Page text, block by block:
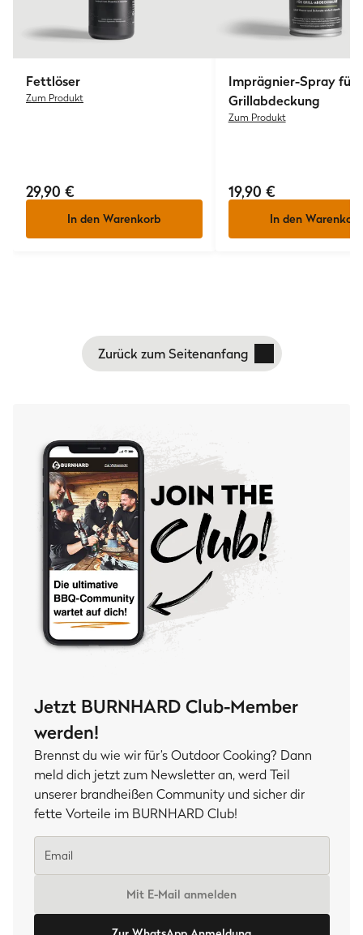
Fettlöser
Zum Produkt
29,90 €
In den Warenkorb
Imprägnier-Spray für
Grillabdeckung
Zum Produkt
19,90 €
In den Warenkorb
Zurück zum Seitenanfang
Jetzt BURNHARD Club-Member
werden!
Brennst du wie wir für’s Outdoor Cooking? Dann
meld dich jetzt zum Newsletter an, werd Teil
unserer brandheißen Community und sicher dir
fette Vorteile im BURNHARD Club!
Mit E-Mail anmelden